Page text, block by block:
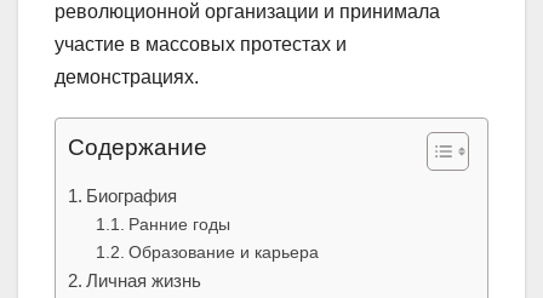
революционной организации и принимала
участие в массовых протестах и
демонстрациях.
Содержание
Биография
Ранние годы
Образование и карьера
Личная жизнь